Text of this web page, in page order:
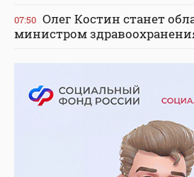
07:50 Олег Костин станет
министром